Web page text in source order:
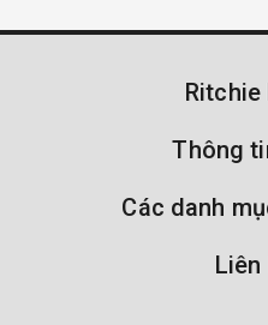
Ritchie
Thông
Các danh
Liên